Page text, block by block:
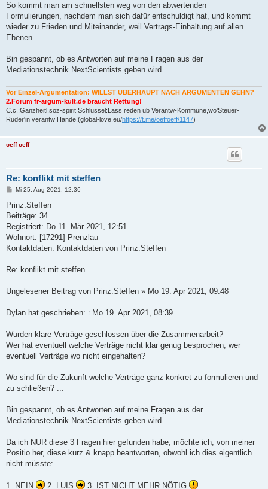
So kommt man am schnellsten weg von den abwertenden
Formulierungen, nachdem man sich dafür entschuldigt hat, und kommt
wieder zu Frieden und Miteinander, weil Vertrags-Einhaltung auf allen
Ebenen.
Bin gespannt, ob es Antworten auf meine Fragen aus der
Mediationstechnik NextScientists geben wird...
Vor Einzel-Argumentation: WILLST ÜBERHAUPT NACH ARGUMENTEN GEHN?
2.Forum fr-argum-kult.de braucht Rettung!
C.c.:Ganzheitl,soz-spirit Schlüssel:Lass reden üb Verantw-Kommune,wo'Steuer-
Ruder'in verantw Hände!(global-love.eu/https://t.me/oeffoeff/1147)
oeff oeff
Re: konflikt mit steffen
B
i
r
a
g
Mi 25. Aug 2021, 12:36
Prinz.Steffen
Beiträge: 34
Registriert: Do 11. Mär 2021, 12:51
Wohnort: [17291] Prenzlau
Kontaktdaten: Kontaktdaten von Prinz.Steffen
Re: konflikt mit steffen
Ungelesener Beitrag von Prinz.Steffen » Mo 19. Apr 2021, 09:48
Dylan hat geschrieben: ↑Mo 19. Apr 2021, 08:39
...
Wurden klare Verträge geschlossen über die Zusammenarbeit?
Wer hat eventuell welche Verträge nicht klar genug besprochen, wer
eventuell Verträge wo nicht eingehalten?
Wo sind für die Zukunft welche Verträge ganz konkret zu formulieren und
zu schließen? ...
Bin gespannt, ob es Antworten auf meine Fragen aus der
Mediationstechnik NextScientists geben wird...
Da ich NUR diese 3 Fragen hier gefunden habe, möchte ich, von meiner
Positio her, diese kurz & knapp beantworten, obwohl ich dies eigentlich
nicht müsste:
1. NEIN 2. LUIS 3. IST NICHT MEHR NÖTIG